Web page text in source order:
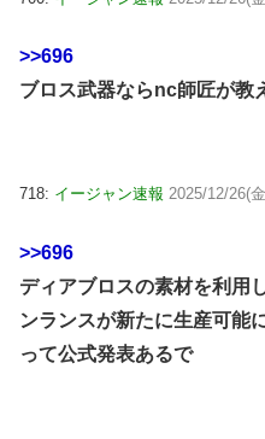
>>696
ブロス武器ならnc師匠が教
718: イージャン速報 2025/12/26(
>>696
ディアブロスの素材を利用
ンランスが新たに生産可能
って公式発表あるで